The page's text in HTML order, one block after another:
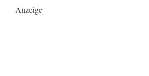
Anzeige